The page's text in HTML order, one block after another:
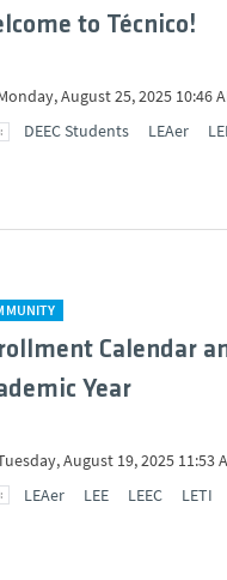
to Técnico!
August 25, 2025 10:46
DEEC Students
LEAer
Calendar
Year
August 19, 2025 11:53
LEAer
LEE LEEC LETI